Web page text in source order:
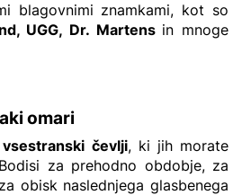
blagovnimi znamkami, kot so
, UGG, Dr. Martens in mnoge
omari
vsestranski čevlji, ki jih morate
za prehodno obdobje, za
obisk naslednjega glasbenega